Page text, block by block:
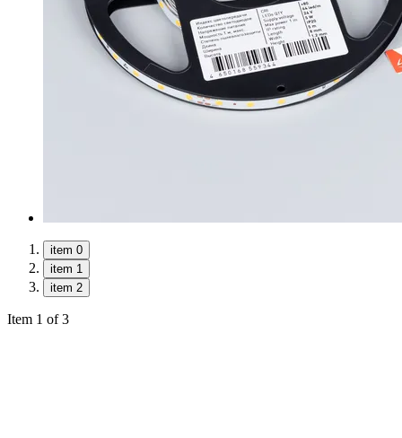
item 0
item 1
item 2
Item 1 of 3